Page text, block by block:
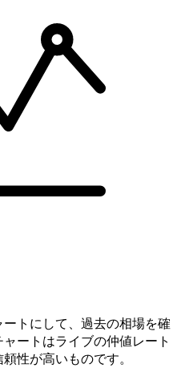
トにして、過去の相場を確
ートはライブの仲値レート
性が高いものです。